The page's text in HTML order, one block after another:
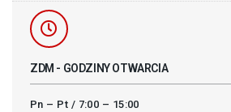
ZDM - GODZINY OTWARCIA
Pn – Pt / 7:00 – 15:00